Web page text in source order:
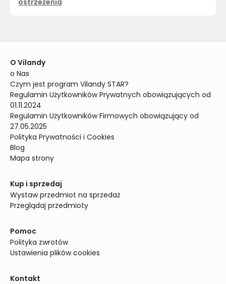
ostrzeżenia
O Vilandy
o Nas
Czym jest program Vilandy STAR?
Regulamin Użytkowników Prywatnych obowiązujących od
01.11.2024
Regulamin Użytkowników Firmowych obowiązujący od
27.05.2025
Polityka Prywatności i Cookies
Blog
Mapa strony
Kup i sprzedaj
Wystaw przedmiot na sprzedaż
Przeglądaj przedmioty
Pomoc
Polityka zwrotów
Ustawienia plików cookies
Kontakt